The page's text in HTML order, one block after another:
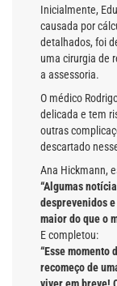
Inicialmente,
causada por
detalhados, foi
uma cirurgia de
a assessoria.
O médico
delicada e tem
outras
descartado
Ana Hickmann,
“Algumas
desprevenidos
maior do que o
E completou:
“Esse momento
recomeço de